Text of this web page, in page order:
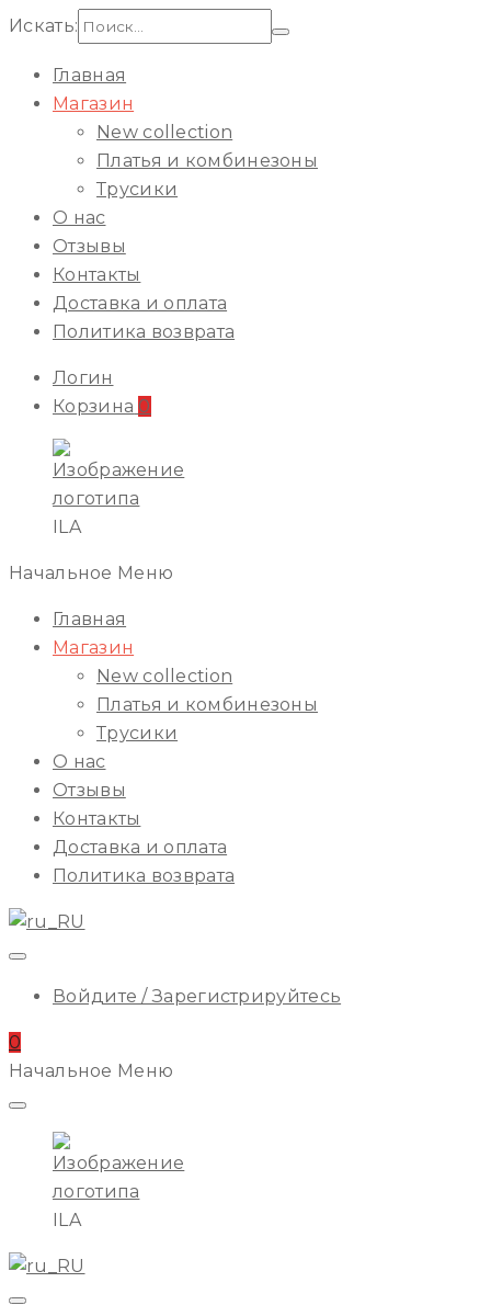
Искать:
Главная
Магазин
New collection
Платья и комбинезоны
Трусики
О нас
Отзывы
Контакты
Доставка и оплата
Политика возврата
Логин
Корзина 0
ILA
Начальное Меню
Главная
Магазин
New collection
Платья и комбинезоны
Трусики
О нас
Отзывы
Контакты
Доставка и оплата
Политика возврата
Войдите / Зарегистрируйтесь
0
Начальное Меню
ILA